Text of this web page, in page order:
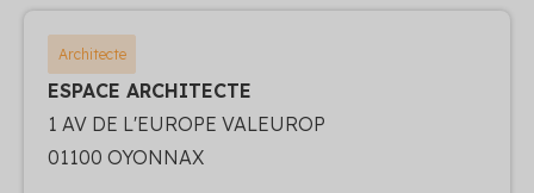
Architecte
ESPACE ARCHITECTE
1 AV DE L'EUROPE VALEUROP
01100 OYONNAX